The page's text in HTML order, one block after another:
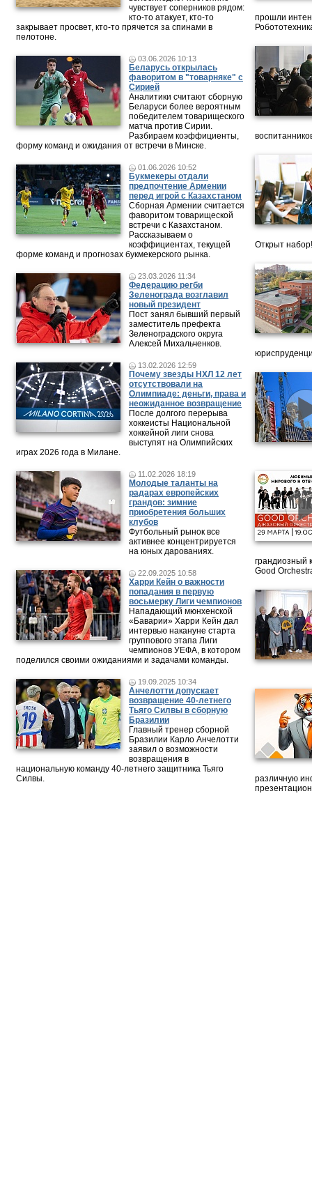
чувствует соперников рядом:
кто-то атакует, кто-то
закрывает просвет, кто-то прячется за спинами в
пелотоне.
03.06.2026 10:13
Беларусь открылась
фаворитом в "товарняке" с
Сирией
Аналитики считают сборную
Беларуси более вероятным
победителем товарищеского
матча против Сирии.
Разбираем коэффициенты,
форму команд и ожидания от встречи в Минске.
01.06.2026 10:52
Букмекеры отдали
предпочтение Армении
перед игрой с Казахстаном
Сборная Армении считается
фаворитом товарищеской
встречи с Казахстаном.
Рассказываем о
коэффициентах, текущей
форме команд и прогнозах букмекерского рынка.
23.03.2026 11:34
Федерацию регби
Зеленограда возглавил
новый президент
Пост занял бывший первый
заместитель префекта
Зеленоградского округа
Алексей Михальченков.
13.02.2026 12:59
Почему звезды НХЛ 12 лет
отсутствовали на
Олимпиаде: деньги, права и
неожиданное возвращение
После долгого перерыва
хоккеисты Национальной
хоккейной лиги снова
выступят на Олимпийских
играх 2026 года в Милане.
11.02.2026 18:19
Молодые таланты на
радарах европейских
грандов: зимние
приобретения больших
клубов
Футбольный рынок все
активнее концентрируется
на юных дарованиях.
22.09.2025 10:58
Харри Кейн о важности
попадания в первую
восьмерку Лиги чемпионов
Нападающий мюнхенской
«Баварии» Харри Кейн дал
интервью накануне старта
группового этапа Лиги
чемпионов УЕФА, в котором
поделился своими ожиданиями и задачами команды.
19.09.2025 10:34
Анчелотти допускает
возвращение 40-летнего
Тьяго Силвы в сборную
Бразилии
Главный тренер сборной
Бразилии Карло Анчелотти
заявил о возможности
возвращения в
национальную команду 40-летнего защитника Тьяго
Силвы.
прошли
Открыт набор!
грандиозный
Good
различную